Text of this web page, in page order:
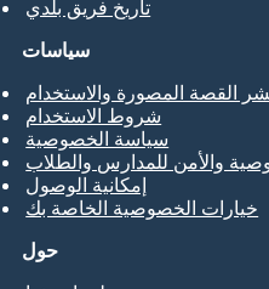
تاريخ فريق بلدي
حول
سياسات
القصة المصورة والاستخدام
شروط الاستخدام
سياسة الخصوصية
والأمن للمدارس والطلاب
إمكانية الوصول
خيارات الخصوصية الخاصة بك